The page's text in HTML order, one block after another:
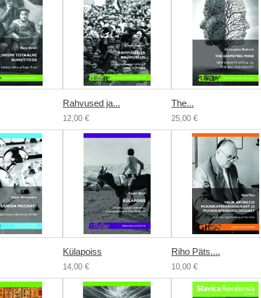
Rahvused ja...
12,00 €
The...
25,00 €
Külapoiss
14,00 €
Riho Päts....
10,00 €